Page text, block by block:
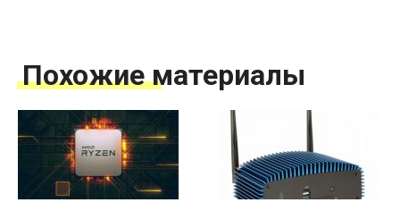
Похожие материалы